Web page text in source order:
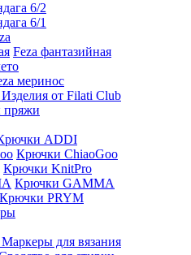
6/2
6/1
Feza фантазийная
меринос
Изделия от Filati Club
ADDI
Крючки ChiaoGoo
Крючки KnitPro
Крючки GAMMA
Крючки PRYM
Маркеры для вязания